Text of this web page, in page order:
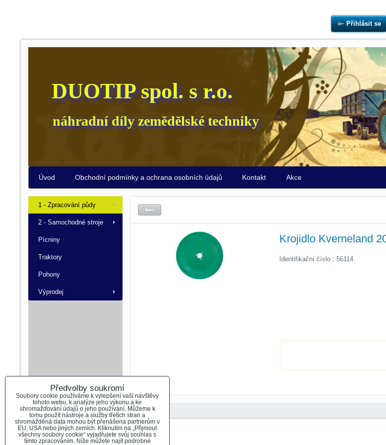
Přihlásit se
DUOTIP spol. s r.o.
náhradní díly zemědělské techniky
Úvod Obchodní podmínky a ochrana osobních údajů Kontakt Akce
Krojidlo Kverneland
Identifikační číslo : 56114
1 - Zpracování půdy
2 - Samochodné stroje
Pícniny
Traktory
Pohony
Výprodej
Předvolby soukromí Zásady ochrany soukromí
Předvolby soukromí
Soubory cookie používáme k vylepšení vaší návštěvy
tohoto webu, k analýze jeho výkonu a ke
shromažďování údajů o jeho používání. Můžeme k
tomu použít nástroje a služby třetích stran a
shromážděná data mohou být přenášena partnerům v
EU, USA nebo jiných zemích. Kliknutím na „Přijmout
všechny soubory cookie“ vyjadřujete svůj souhlas s
tímto zpracováním. Níže můžete najít podrobné